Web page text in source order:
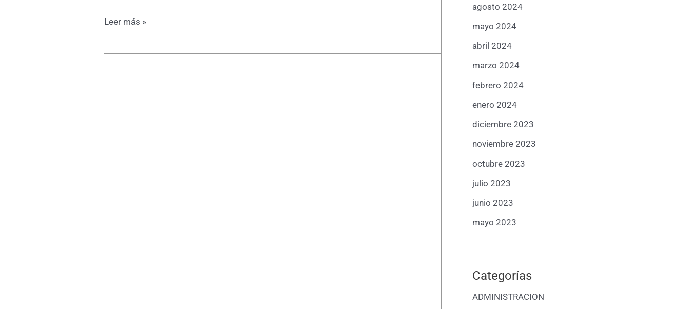
Leer más »
agosto 2024
mayo 2024
abril 2024
marzo 2024
febrero 2024
enero 2024
diciembre 2023
noviembre 2023
octubre 2023
julio 2023
junio 2023
mayo 2023
Categorías
ADMINISTRACION